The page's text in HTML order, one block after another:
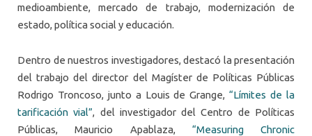
medioambiente, mercado de trabajo, modernización de
estado, política social y educación.
Dentro de nuestros investigadores, destacó la presentación
del trabajo del director del Magíster de Políticas Públicas
Rodrigo Troncoso, junto a Louis de Grange,“Límites de la
tarificación vial”, del investigador del Centro de Políticas
Públicas, Mauricio Apablaza, “Measuring Chronic